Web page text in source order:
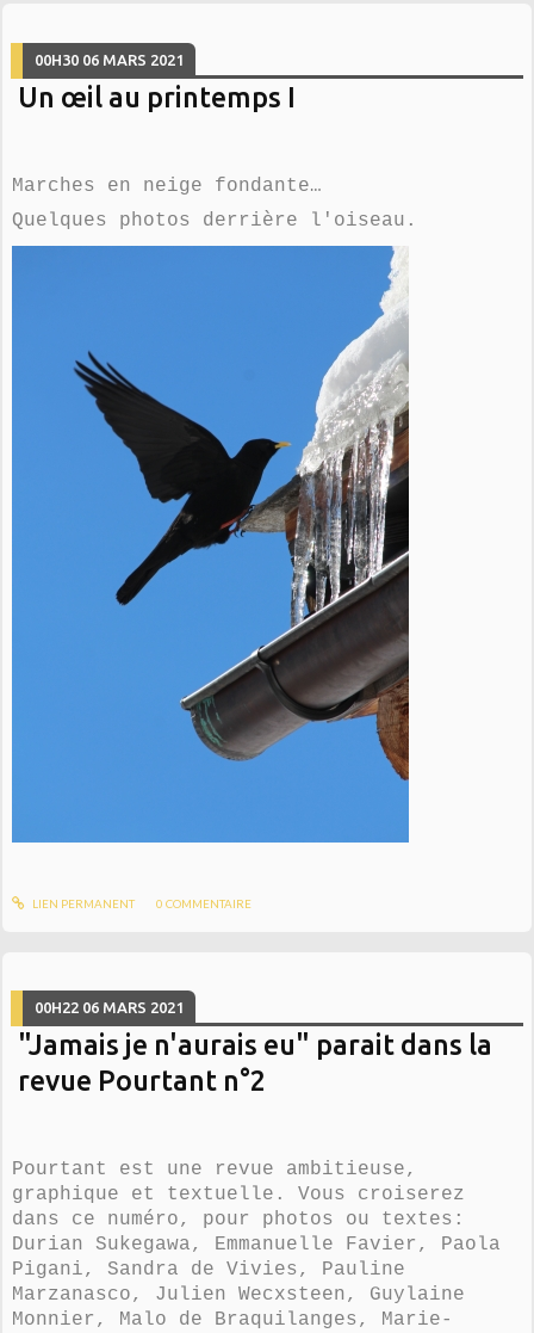
00H30 06 MARS 2021
Un œil au printemps I
Marches en neige fondante…
Quelques photos derrière l'oiseau.
LIEN PERMANENT 0 COMMENTAIRE
00H22 06 MARS 2021
"Jamais je n'aurais eu" parait dans la
revue Pourtant n°2
Pourtant est une revue ambitieuse,
graphique et textuelle. Vous croiserez
dans ce numéro, pour photos ou textes:
Durian Sukegawa, Emmanuelle Favier, Paola
Pigani, Sandra de Vivies, Pauline
Marzanasco, Julien Wecxsteen, Guylaine
Monnier, Malo de Braquilanges, Marie-